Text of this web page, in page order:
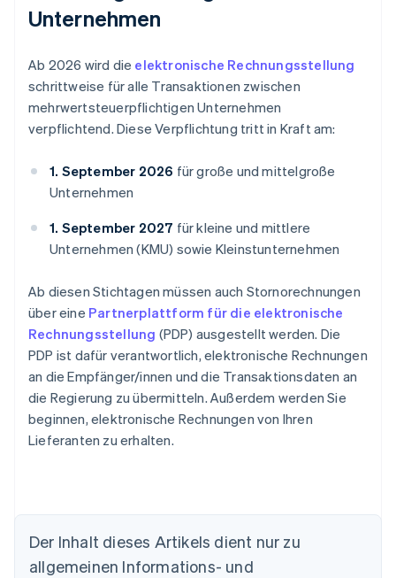
Unternehmen
Ab 2026 wird die elektronische Rechnungsstellung
schrittweise für alle Transaktionen zwischen
mehrwertsteuerpflichtigen Unternehmen
verpflichtend. Diese Verpflichtung tritt in Kraft am:
1. September 2026 für große und mittelgroße
Unternehmen
1. September 2027 für kleine und mittlere
Unternehmen (KMU) sowie Kleinstunternehmen
Ab diesen Stichtagen müssen auch Stornorechnungen
über eine Partnerplattform für die elektronische
Rechnungsstellung (PDP) ausgestellt werden. Die
PDP ist dafür verantwortlich, elektronische Rechnungen
an die Empfänger/innen und die Transaktionsdaten an
die Regierung zu übermitteln. Außerdem werden Sie
beginnen, elektronische Rechnungen von Ihren
Lieferanten zu erhalten.
Der Inhalt dieses Artikels dient nur zu
allgemeinen Informations- und
Australien
English